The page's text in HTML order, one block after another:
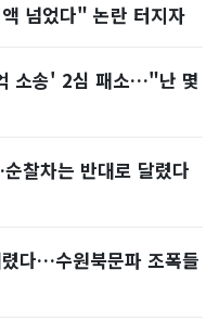
넘었다" 논란 터지자
소송' 2심 패소…"난 몇
찰차는 반대로 달렸다
다…수원북문파 조폭들